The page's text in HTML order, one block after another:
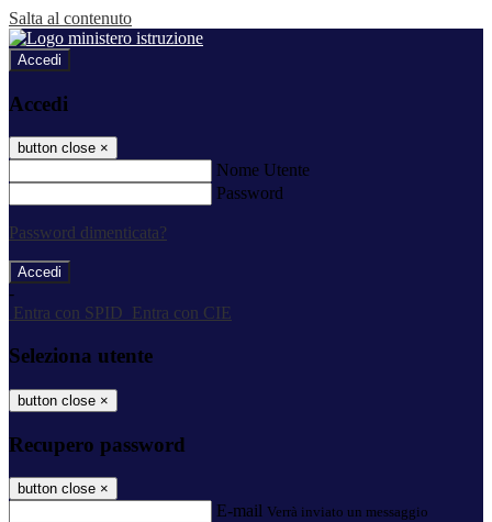
Salta al contenuto
Accedi
Accedi
button close ×
Nome Utente
Password
Password dimenticata?
-
Entra con SPID
Entra con CIE
Seleziona utente
button close ×
Recupero password
button close ×
E-mail Verrà inviato un messaggio